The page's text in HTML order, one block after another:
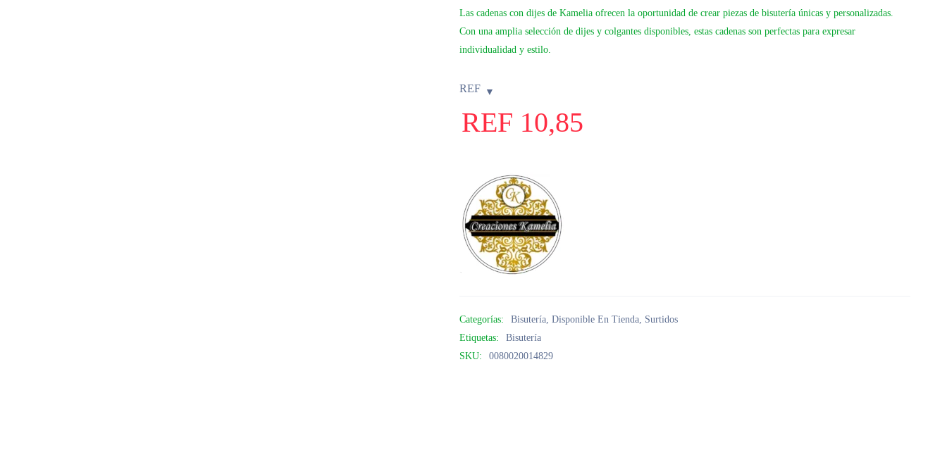
Las cadenas con dijes de Kamelia ofrecen la oportunidad de crear piezas de bisutería únicas y personalizadas.
Con una amplia selección de dijes y colgantes disponibles, estas cadenas son perfectas para expresar
individualidad y estilo.
REF
REF 10,85
Categorías: Bisutería,Disponible En Tienda, Surtidos
Etiquetas:
Bisutería
SKU:
0080020014829